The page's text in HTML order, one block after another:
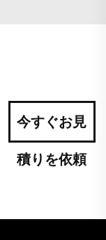
今すぐお見
積りを依頼